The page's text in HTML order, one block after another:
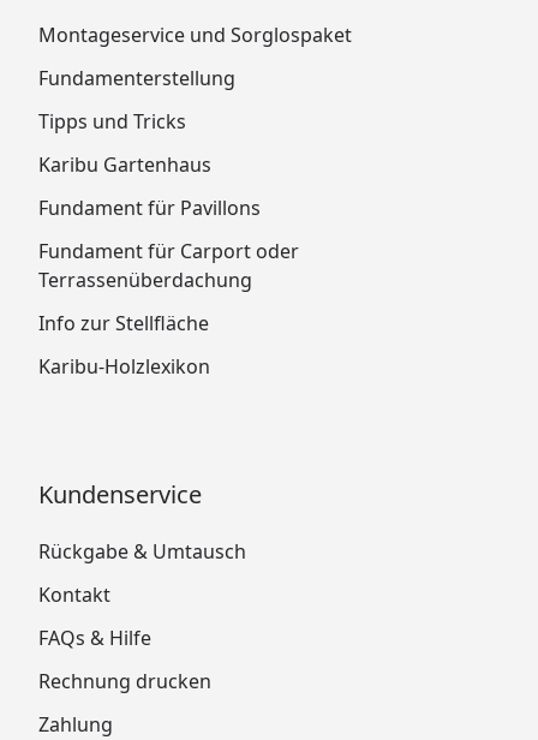
Montageservice und Sorglospaket
Fundamenterstellung
Tipps und Tricks
Karibu Gartenhaus
Fundament für Pavillons
Fundament für Carport oder
Terrassenüberdachung
Info zur Stellfläche
Karibu-Holzlexikon
Kundenservice
Rückgabe & Umtausch
Kontakt
FAQs & Hilfe
Rechnung drucken
Zahlung